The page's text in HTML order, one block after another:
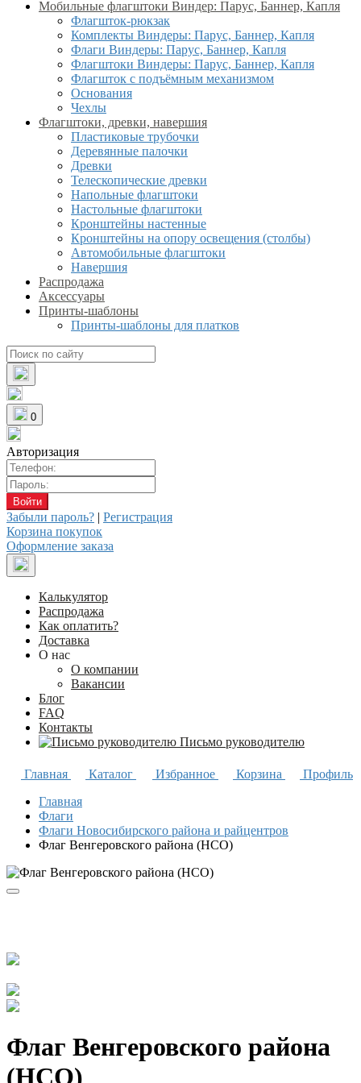
Мобильные флагштоки Виндер: Парус, Баннер, Капля
Флагшток-рюкзак
Комплекты Виндеры: Парус, Баннер, Капля
Флаги Виндеры: Парус, Баннер, Капля
Флагштоки Виндеры: Парус, Баннер, Капля
Флагшток с подъёмным механизмом
Основания
Чехлы
Флагштоки, древки, навершия
Пластиковые трубочки
Деревянные палочки
Древки
Телескопические древки
Напольные флагштоки
Настольные флагштоки
Кронштейны настенные
Кронштейны на опору освещения (столбы)
Автомобильные флагштоки
Навершия
Распродажа
Аксессуары
Принты-шаблоны
Принты-шаблоны для платков
0
Авторизация
Забыли пароль? | Регистрация
Корзина покупок
Оформление заказа
Калькулятор
Распродажа
Как оплатить?
Доставка
О нас
О компании
Вакансии
Блог
FAQ
Контакты
Письмо руководителю
Главная Каталог Избранное Корзина
Профиль
Главная
Флаги
Флаги Новосибирского района и райцентров
Флаг Венгеровского района (НСО)
Флаг Венгеровского района
(НСО)